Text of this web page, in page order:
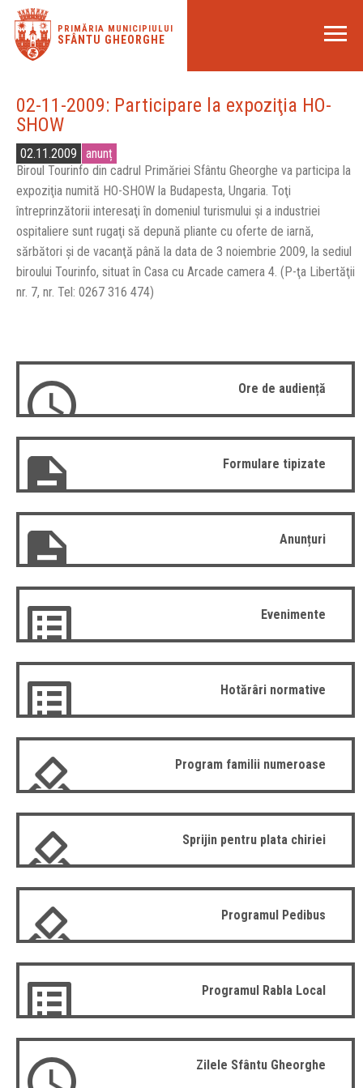
PRIMĂRIA MUNICIPIULUI
SFÂNTU GHEORGHE
02-11-2009: Participare la expoziţia HO-
SHOW
02.11.2009
anunț
Biroul Tourinfo din cadrul Primăriei Sfântu Gheorghe va participa la
expoziţia numită HO-SHOW la Budapesta, Ungaria. Toţi
întreprinzătorii interesaţi în domeniul turismului şi a industriei
ospitaliere sunt rugaţi să depună pliante cu oferte de iarnă,
sărbători şi de vacanţă până la data de 3 noiembrie 2009, la sediul
biroului Tourinfo, situat în Casa cu Arcade camera 4. (P-ţa Libertăţii
nr. 7, nr. Tel: 0267 316 474)
Ore de audiență
Formulare tipizate
Anunțuri
Evenimente
Hotărâri normative
Program familii numeroase
Sprijin pentru plata chiriei
Programul Pedibus
Programul Rabla Local
Zilele Sfântu Gheorghe